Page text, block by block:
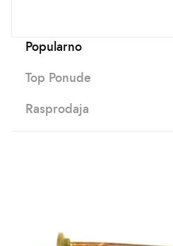
Popularno
Top Ponude
Rasprodaja